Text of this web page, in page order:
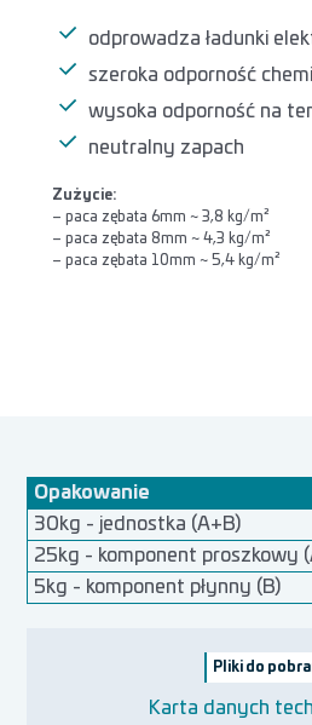
odprowadza ładunki
szeroka odporność
wysoka odporność na
neutralny zapach
Zużycie:
– paca zębata 6mm ~ 3,8 kg/m²
– paca zębata 8mm ~ 4,3 kg/m²
– paca zębata 10mm ~ 5,4 kg/m²
Opakowanie
30kg - jednostka (A+B)
25kg - komponent proszkowy
5kg - komponent płynny (B)
Pliki do
Karta danych